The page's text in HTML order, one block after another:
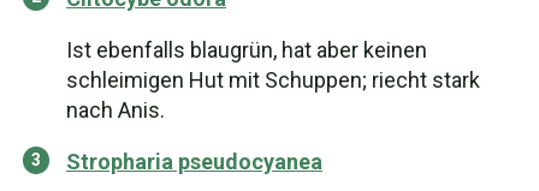
Ist ebenfalls blaugrün, hat aber keinen
schleimigen Hut mit Schuppen; riecht stark
nach Anis.
Stropharia pseudocyanea